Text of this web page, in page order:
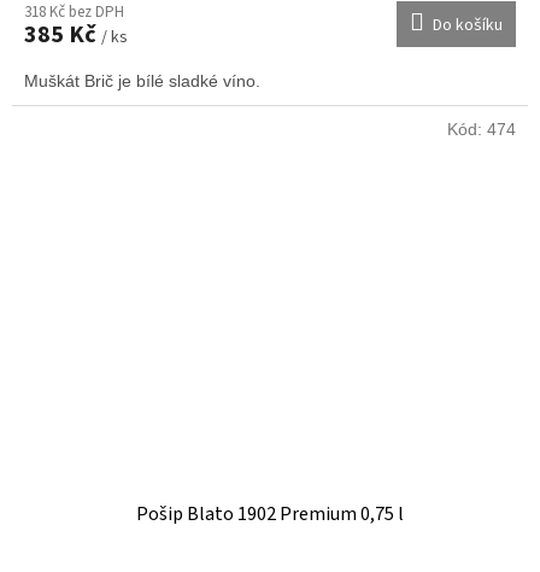
318 Kč bez DPH
385 Kč / ks Do košíku
Muškát Brič je bílé sladké víno.
Pošip Blato 1902 Premium 0,75 l
Kód: 474